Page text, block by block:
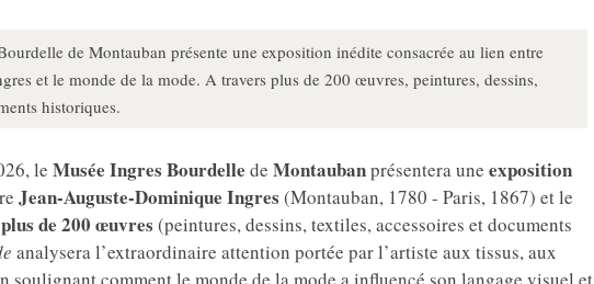
de Montauban présente une exposition inédite consacrée au lien entre
et le monde de la mode. A travers plus de 200 œuvres, peintures, dessins,
historiques.
le Musée Ingres Bourdelle de Montaubanprésentera une exposition
Jean-Auguste-Dominique Ingres (Montauban, 1780 - Paris, 1867) et le
plus de 200 œuvres (peintures, dessins, textiles, accessoires et documents
analysera l’extraordinaire attention portée par l’artiste aux tissus, aux